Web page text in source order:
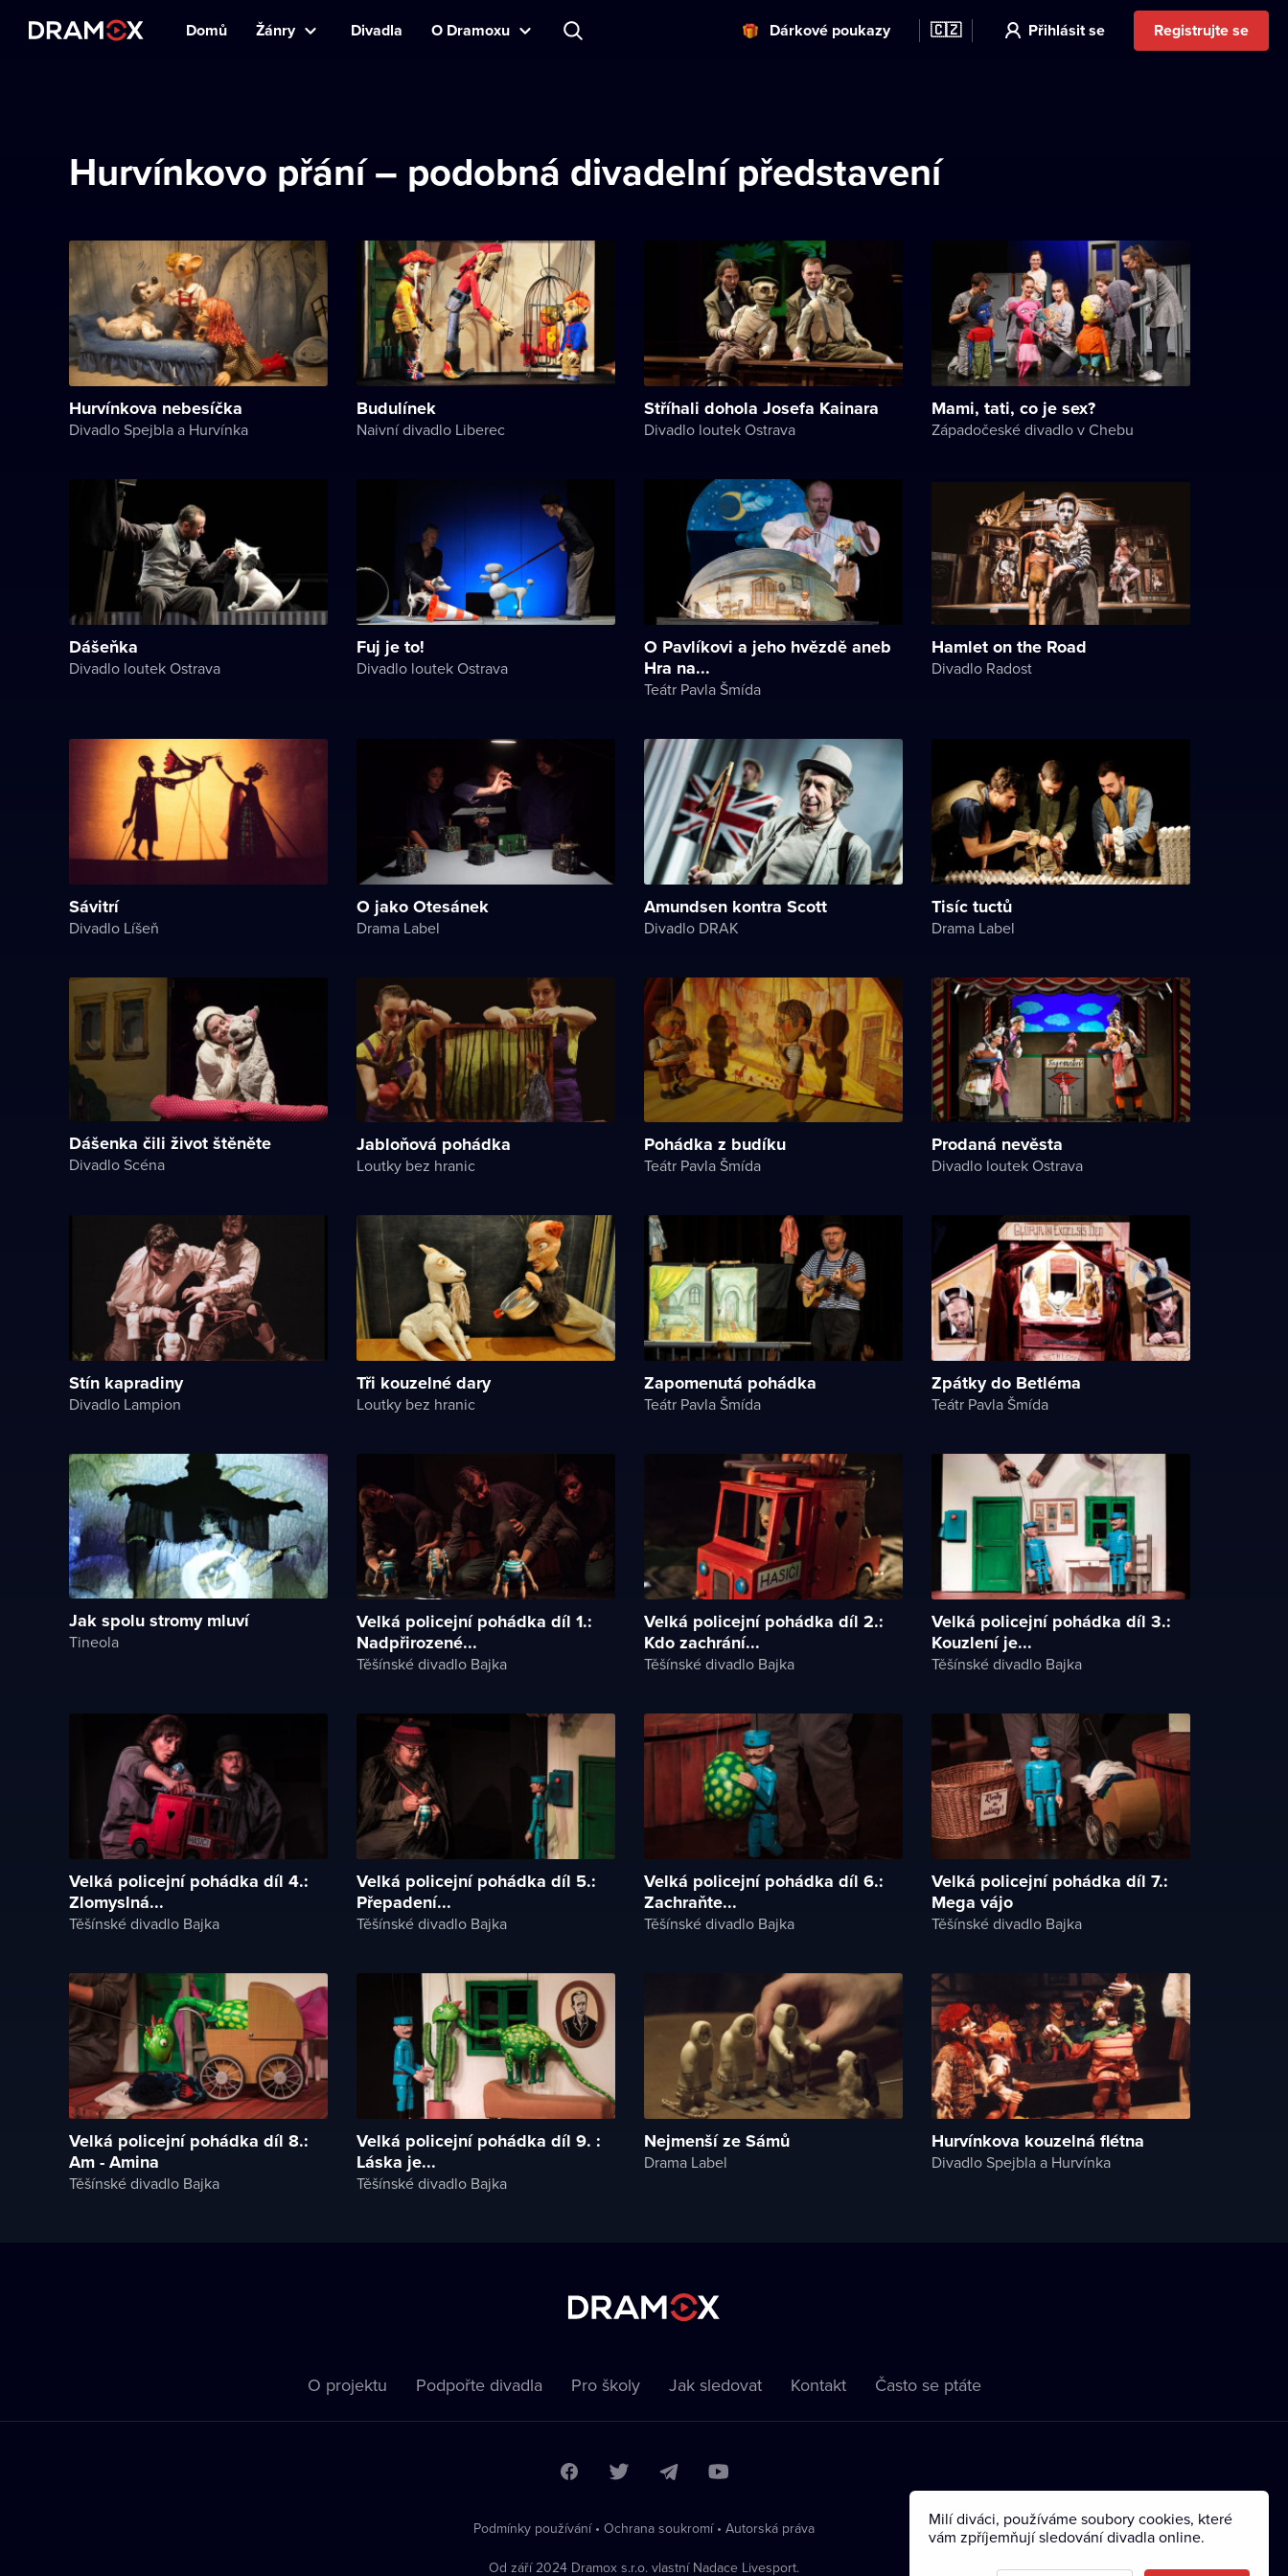
Domů Žánry Divadla O Dramoxu Dárkové poukazy 🇨🇿 Přihlásit se Registrujte se
Hurvínkovo přání – podobná divadelní představení
Hurvínkova nebesíčka
Divadlo Spejbla a Hurvínka
Budulínek
Naivní divadlo Liberec
Stříhali dohola Josefa Kainara
Divadlo loutek Ostrava
Mami, tati, co je sex?
Západočeské divadlo v Chebu
Dášeňka
Divadlo loutek Ostrava
Fuj je to!
Divadlo loutek Ostrava
O Pavlíkovi a jeho hvězdě aneb
Hra na...
Teátr Pavla Šmída
Hamlet on the Road
Divadlo Radost
Sávitrí
Divadlo Líšeň
O jako Otesánek
Drama Label
Amundsen kontra Scott
Divadlo DRAK
Tisíc tuctů
Drama Label
Dášenka čili život štěněte
Divadlo Scéna
Jabloňová pohádka
Loutky bez hranic
Pohádka z budíku
Teátr Pavla Šmída
Prodaná nevěsta
Divadlo loutek Ostrava
Stín kapradiny
Divadlo Lampion
Tři kouzelné dary
Loutky bez hranic
Zapomenutá pohádka
Teátr Pavla Šmída
Zpátky do Betléma
Teátr Pavla Šmída
Jak spolu stromy mluví
Tineola
Velká policejní pohádka díl 1.:
Nadpřirozené...
Těšínské divadlo Bajka
Velká policejní pohádka díl 2.:
Kdo zachrání...
Těšínské divadlo Bajka
Velká policejní pohádka díl 3.:
Kouzlení je...
Těšínské divadlo Bajka
Velká policejní pohádka díl 4.:
Zlomyslná...
Těšínské divadlo Bajka
Velká policejní pohádka díl 5.:
Přepadení...
Těšínské divadlo Bajka
Velká policejní pohádka díl 6.:
Zachraňte...
Těšínské divadlo Bajka
Velká policejní pohádka díl 7.:
Mega vájo
Těšínské divadlo Bajka
Velká policejní pohádka díl 8.:
Am - Amina
Těšínské divadlo Bajka
Velká policejní pohádka díl 9. :
Láska je...
Těšínské divadlo Bajka
Nejmenší ze Sámů
Drama Label
Hurvínkova kouzelná flétna
Divadlo Spejbla a Hurvínka
O projektu Podpořte divadla Pro školy Jak sledovat Kontakt Často se ptáte
Podmínky používání • Ochrana soukromí • Autorská práva
Od září 2024 Dramox s.r.o. vlastní Nadace Livesport.
Milí diváci, používáme soubory cookies, které
vám zpříjemňují sledování divadla online.